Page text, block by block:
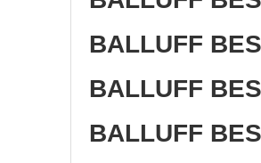
BALLUFF
BALLUFF
BALLUFF